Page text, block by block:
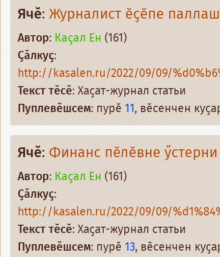
Ячӗ: Журналист ӗҫӗпе
Автор: Каҫал Ен (161)
Ҫӑлкуҫ:
http://kasalen.ru/2022/09/09/
Текст тӗсӗ: Хаҫат-журнал статьи
Пуплевӗшсем: пурӗ 11, вӗсенчен
Ячӗ: Финанс пӗлӗвне
Автор: Каҫал Ен (161)
Ҫӑлкуҫ:
http://kasalen.ru/2022/09/09/
Текст тӗсӗ: Хаҫат-журнал статьи
Пуплевӗшсем: пурӗ 13, вӗсенчен